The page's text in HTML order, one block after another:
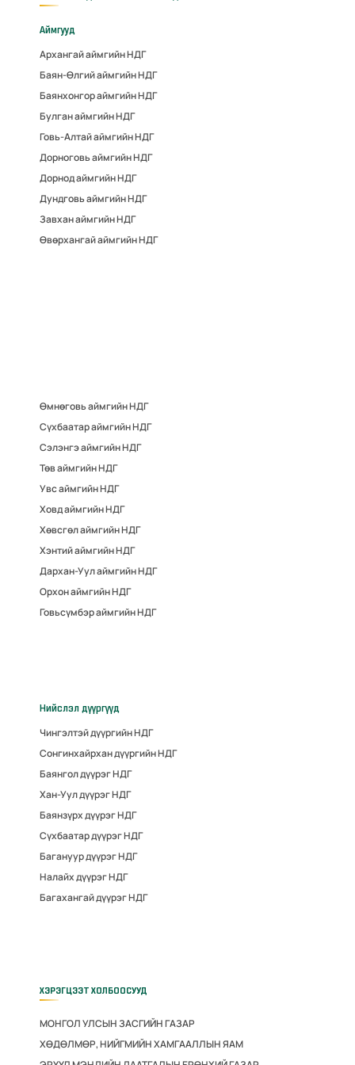
Аймгууд
Архангай аймгийн НДГ
Баян-Өлгий аймгийн НДГ
Баянхонгор аймгийн НДГ
Булган аймгийн НДГ
Говь-Алтай аймгийн НДГ
Дорноговь аймгийн НДГ
Дорнод аймгийн НДГ
Дундговь аймгийн НДГ
Завхан аймгийн НДГ
Өвөрхангай аймгийн НДГ
Өмнөговь аймгийн НДГ
Сүхбаатар аймгийн НДГ
Сэлэнгэ аймгийн НДГ
Төв аймгийн НДГ
Увс аймгийн НДГ
Ховд аймгийн НДГ
Хөвсгөл аймгийн НДГ
Хэнтий аймгийн НДГ
Дархан-Уул аймгийн НДГ
Орхон аймгийн НДГ
Говьсүмбэр аймгийн НДГ
Нийслэл дүүргүүд
Чингэлтэй дүүргийн НДГ
Сонгинхайрхан дүүргийн НДГ
Баянгол дүүрэг НДГ
Хан-Уул дүүрэг НДГ
Баянзүрх дүүрэг НДГ
Сүхбаатар дүүрэг НДГ
Багануур дүүрэг НДГ
Налайх дүүрэг НДГ
Багахангай дүүрэг НДГ
ХЭРЭГЦЭЭТ ХОЛБООСУУД
МОНГОЛ УЛСЫН ЗАСГИЙН ГАЗАР
ХӨДӨЛМӨР, НИЙГМИЙН ХАМГААЛЛЫН ЯАМ